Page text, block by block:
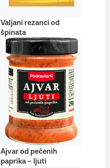
Valjani rezanci od
špinata
Ajvar od pečenih
paprika – ljuti